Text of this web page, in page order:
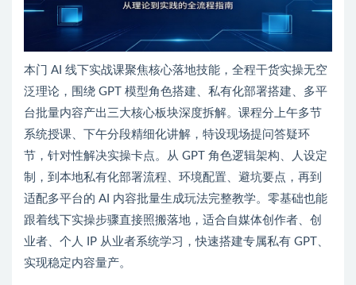
本门 AI 线下实战课聚焦核心落地技能，全程干货实操无空
泛理论，围绕 GPT 模型角色搭建、私有化部署搭建、多平
台批量内容产出三大核心板块深度拆解。课程分上午多节
系统授课、下午分段精细化讲解，特设现场提问答疑环
节，针对性解决实操卡点。从 GPT 角色逻辑架构、人设定
制，到本地私有化部署流程、环境配置、避坑要点，再到
适配多平台的 AI 内容批量生成玩法完整教学。零基础也能
跟着线下实操步骤直接照搬落地，适合自媒体创作者、创
业者、个人 IP 从业者系统学习，快速搭建专属私有 GPT、
实现稳定内容量产。